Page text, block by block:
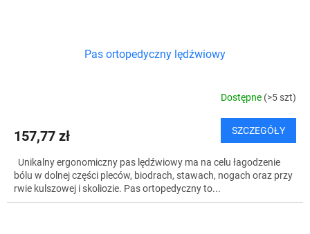
Pas ortopedyczny lędźwiowy
Dostępne (>5 szt)
157,77 zł SZCZEGÓŁY
Unikalny ergonomiczny pas lędźwiowy ma na celu łagodzenie
bólu w dolnej części pleców, biodrach, stawach, nogach oraz przy
rwie kulszowej i skoliozie. Pas ortopedyczny to...